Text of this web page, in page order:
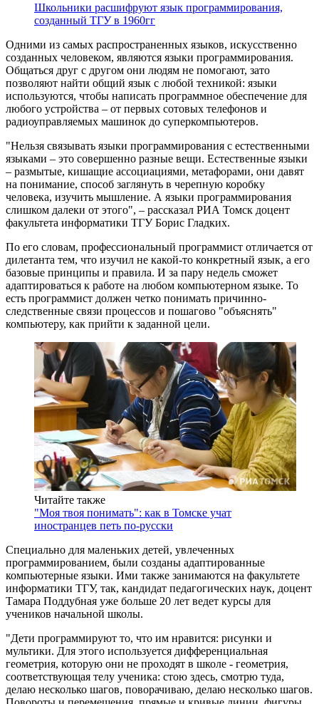
Школьники расшифруют язык программирования,
созданный ТГУ в 1960гг
Одними из самых распространенных языков, искусственно
созданных человеком, являются языки программирования.
Общаться друг с другом они людям не помогают, зато
позволяют найти общий язык с любой техникой: языки
используются, чтобы написать программное обеспечение для
любого устройства – от первых сотовых телефонов и
радиоуправляемых машинок до суперкомпьютеров.
"Нельзя связывать языки программирования с естественными
языками – это совершенно разные вещи. Естественные языки
– размытые, кишащие ассоциациями, метафорами, они давят
на понимание, способ заглянуть в черепную коробку
человека, изучить мышление. А языки программирования
слишком далеки от этого", – рассказал РИА Томск доцент
факультета информатики ТГУ Борис Гладких.
По его словам, профессиональный программист отличается от
дилетанта тем, что изучил не какой-то конкретный язык, а его
базовые принципы и правила. И за пару недель сможет
адаптироваться к работе на любом компьютерном языке. То
есть программист должен четко понимать причинно-
следственные связи процессов и пошагово "объяснять"
компьютеру, как прийти к заданной цели.
Читайте также
"Моя твоя понимать": как в Томске учат
иностранцев петь по-русски
Специально для маленьких детей, увлеченных
программированием, были созданы адаптированные
компьютерные языки. Ими также занимаются на факультете
информатики ТГУ, так, кандидат педагогических наук, доцент
Тамара Поддубная уже больше 20 лет ведет курсы для
учеников начальной школы.
"Дети программируют то, что им нравится: рисунки и
мультики. Для этого используется дифференциальная
геометрия, которую они не проходят в школе - геометрия,
соответствующая телу ученика: стою здесь, смотрю туда,
делаю несколько шагов, поворачиваю, делаю несколько шагов.